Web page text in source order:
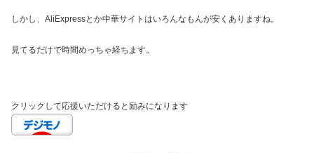
しかし、AliExpressとか中華サイトはいろんなもんが安くありますね。
見てるだけで時間めっちゃ経ちます。
クリックして応援いただけると励みになります